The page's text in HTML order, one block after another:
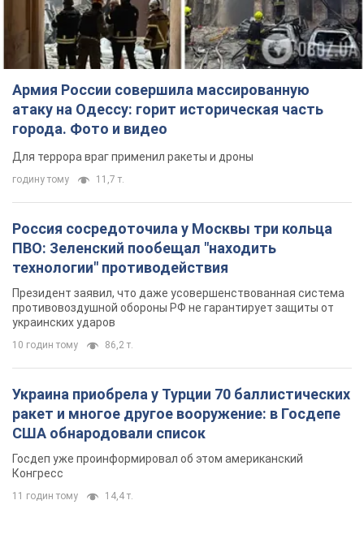
Армия России совершила массированную
атаку на Одессу: горит историческая часть
города. Фото и видео
Для террора враг применил ракеты и дроны
годину тому 11,7 т.
Россия сосредоточила у Москвы три кольца
ПВО: Зеленский пообещал "находить
технологии" противодействия
Президент заявил, что даже усовершенствованная система
противовоздушной обороны РФ не гарантирует защиты от
украинских ударов
10 годин тому 86,2 т.
Украина приобрела у Турции 70 баллистических
ракет и многое другое вооружение: в Госдепе
США обнародовали список
Госдеп уже проинформировал об этом американский
Конгресс
11 годин тому 14,4 т.